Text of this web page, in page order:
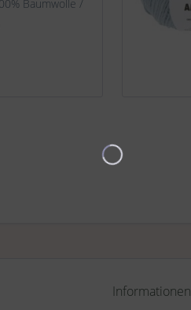
Baumwolle /
Informationen